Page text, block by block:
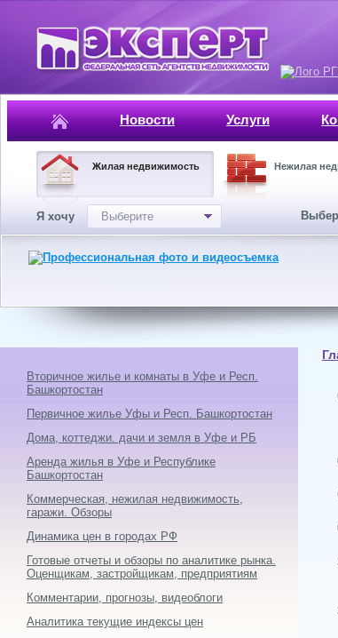
г.
Новости Услуги
Жилая недвижимость Нежилая
Я хочу Выберите
Вторичное жилье и комнаты в Уфе и Респ.
Башкортостан
Первичное жилье Уфы и Респ. Башкортостан
Дома, коттеджи. дачи и земля в Уфе и РБ
Аренда жилья в Уфе и Республике
Башкортостан
Коммерческая, нежилая недвижимость,
гаражи. Обзоры
Динамика цен в городах РФ
Готовые отчеты и обзоры по аналитике рынка.
Оценщикам, застройщикам, предприятиям
Комментарии, прогнозы, видеоблоги
Аналитика текущие индексы цен